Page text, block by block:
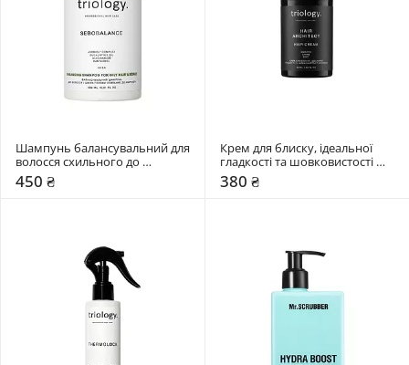
Шампунь балансувальний для
волосся схильного до
жирності Triology. Sebobalance
450 ₴
Крем для блиску, ідеальної
гладкості та шовковистості
волосся Triology. Hair Architect
380 ₴